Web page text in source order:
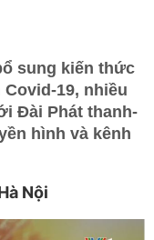
sung kiến thức
19, nhiều
Đài Phát thanh-
hình và kênh
Nội